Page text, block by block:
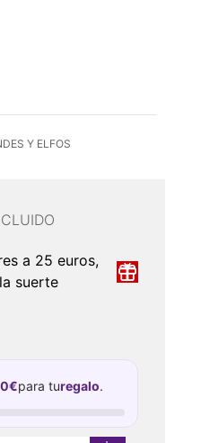
Y ELFOS
a 25 euros,
suerte
€para turegalo.